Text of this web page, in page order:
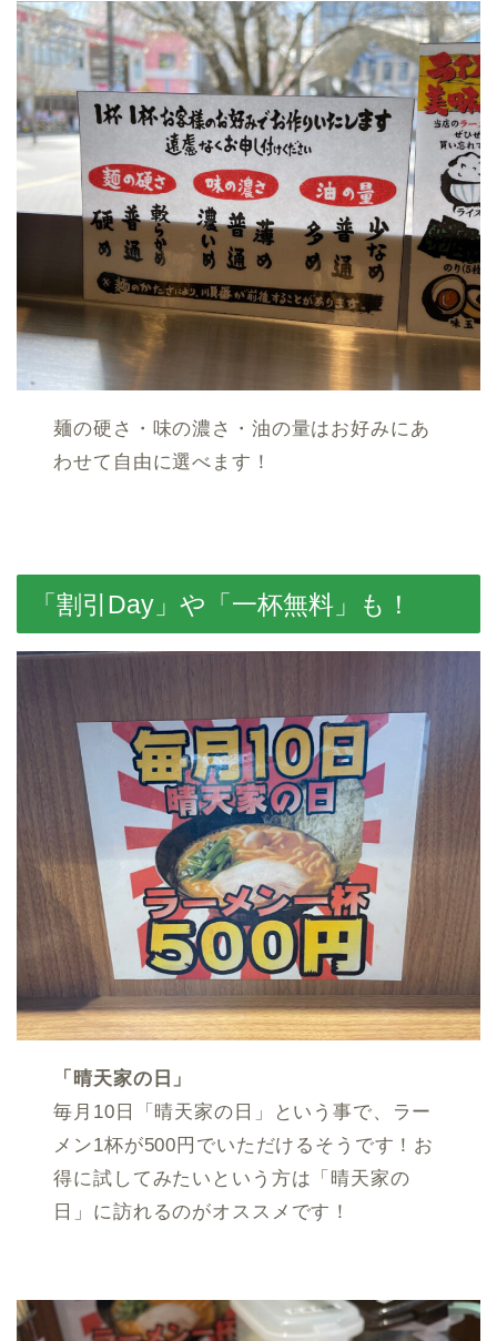
麺の硬さ・味の濃さ・油の量はお好みにあ
わせて自由に選べます！
「割引Day」や「一杯無料」も！
「晴天家の日」
毎月10日「晴天家の日」という事で、ラー
メン1杯が500円でいただけるそうです！お
得に試してみたいという方は「晴天家の
日」に訪れるのがオススメです！